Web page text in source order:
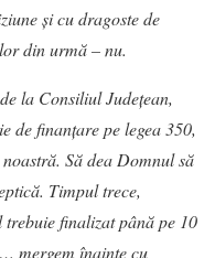
și cu dragoste de
din urmă – nu.
la Consiliul Județean,
de finanțare pe legea 350,
Să dea Domnul să
Timpul trece,
finalizat până pe 10
mergem înainte cu